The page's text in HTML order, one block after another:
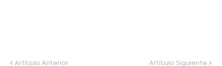
Artículo Anterior Artículo Siguiente